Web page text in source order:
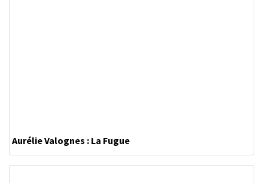
Aurélie Valognes : La Fugue